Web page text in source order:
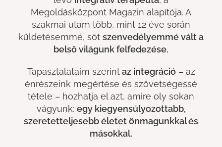
Megoldásközpont Magazin alapítója. A
szakmai utam több, mint 12 éve során
küldetésemmé, sőt szenvedélyemmé vált a
belső világunk felfedezése.
Tapasztalataim szerintaz integráció– az
énrészeink megértése és szövetségessé
tétele – hozhatja el azt, amire oly sokan
vágyunk: egy kiegyensúlyozottabb,
szeretetteljesebb életet önmagunkkal és
másokkal.